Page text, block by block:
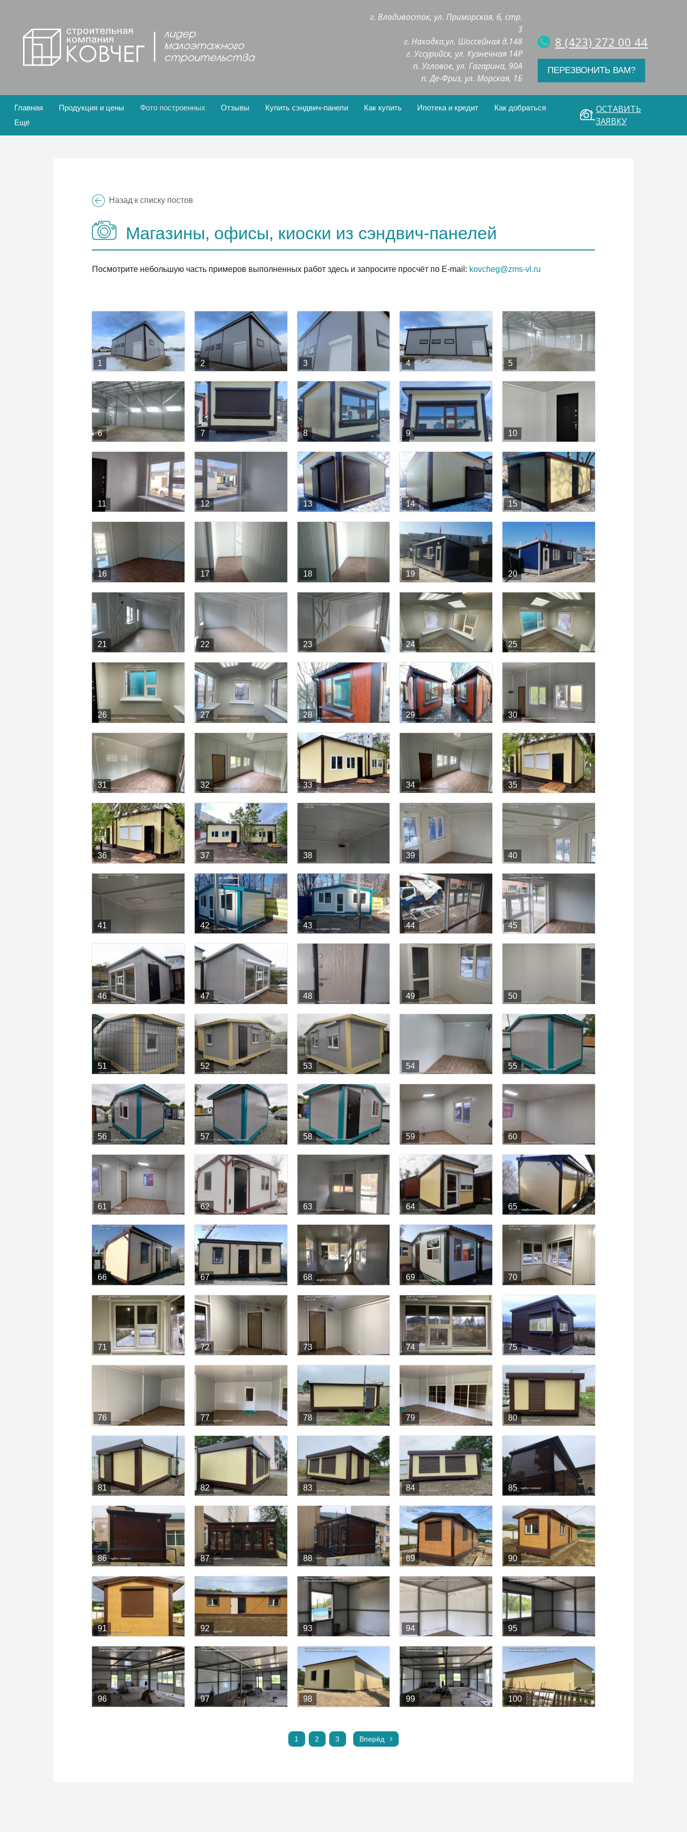
г. Владивосток, ул. Приморская, 6, стр.
3
г. Находка,ул. Шоссейная д.148
г. Уссурийск, ул. Кузнечная 14Р
п. Угловое, ул. Гагарина, 90А
п. Де-Фриз, ул. Морская, 1Б
8 (423) 272 00 44
ПЕРЕЗВОНИТЬ ВАМ?
Главная Продукция и цены Фото построенных Отзывы Купить сэндвич-панели Как купить Ипотека и кредит
Как добраться
Ещё
ОСТАВИТЬ
ЗАЯВКУ
Назад к списку постов
Магазины, офисы, киоски из сэндвич-панелей
Посмотрите небольшую часть примеров выполненных работ здесь и запросите просчёт по E-mail: kovcheg@zms-vl.ru
1 2 Вперёд
1 2 3 4 5
6 7 8 9 10
11 12 13 14 15
16 17 18 19 20
21 22 23 24 25
26 27 28 29 30
31 32 33 34 35
36 37 38 39 40
41 42 43 44 45
46 47 48 49 50
51 52 53 54 55
56 57 58 59 60
61 62 63 64 65
66 67 68 69 70
71 72 73 74 75
76 77 78 79 80
81 82 83 84 85
86 87 88 89 90
91 92 93 94 95
96 97 98 99 100
1 2 3 Вперёд